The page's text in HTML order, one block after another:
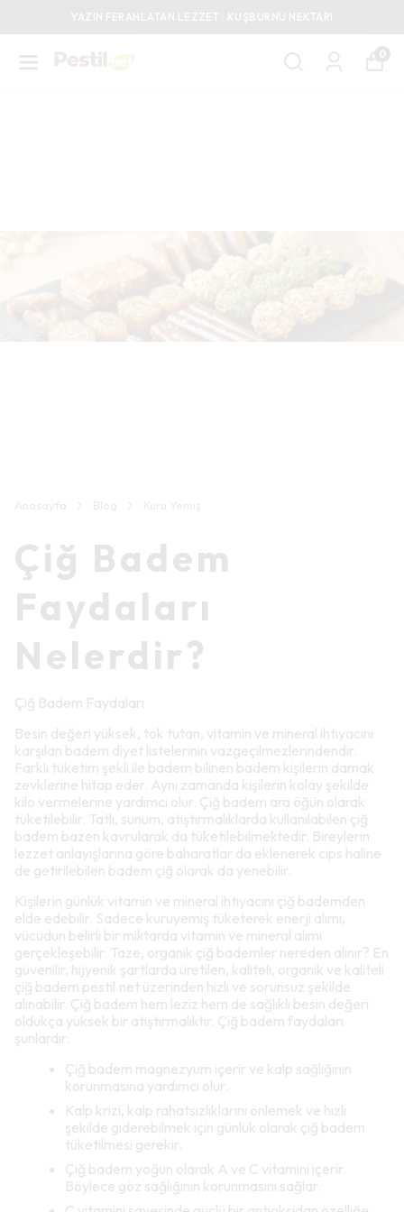
YAZIN FERAHLATAN LEZZET : KUŞBURNU NEKTARI
0
Çiğ Badem
Faydaları
Nelerdir?
Çiğ Badem Faydaları
Besin değeri yüksek, tok tutan, vitamin ve mineral ihtiyacını
karşılan badem diyet listelerinin vazgeçilmezlerindendir.
Farklı tüketim şekli ile badem bilinen badem kişilerin damak
zevklerine hitap eder. Aynı zamanda kişilerin kolay şekilde
kilo vermelerine yardımcı olur. Çiğ badem ara öğün olarak
tüketilebilir. Tatlı, sunum, atıştırmalıklarda kullanılabilen çiğ
badem bazen kavrularak da tüketilebilmektedir. Bireylerin
lezzet anlayışlarına göre baharatlar da eklenerek cips haline
de getirilebilen badem çiğ olarak da yenebilir.
Kişilerin günlük vitamin ve mineral ihtiyacını çiğ bademden
elde edebilir. Sadece kuruyemiş tüketerek enerji alımı,
vücudun belirli bir miktarda vitamin ve mineral alımı
gerçekleşebilir. Taze, organik çiğ bademler nereden alınır? En
güvenilir, hijyenik şartlarda üretilen, kaliteli, organik ve kaliteli
çiğ badem pestil.net üzerinden hızlı ve sorunsuz şekilde
alınabilir. Çiğ badem hem leziz hem de sağlıklı besin değeri
oldukça yüksek bir atıştırmalıktır. Çiğ badem faydaları
şunlardır:
Çiğ badem magnezyum içerir ve kalp sağlığının
korunmasına yardımcı olur.
Kalp krizi, kalp rahatsızlıklarını önlemek ve hızlı
şekilde giderebilmek için günlük olarak çiğ badem
tüketilmesi gerekir.
Çiğ badem yoğun olarak A ve C vitamini içerir.
Böylece göz sağlığının korunmasını sağlar.